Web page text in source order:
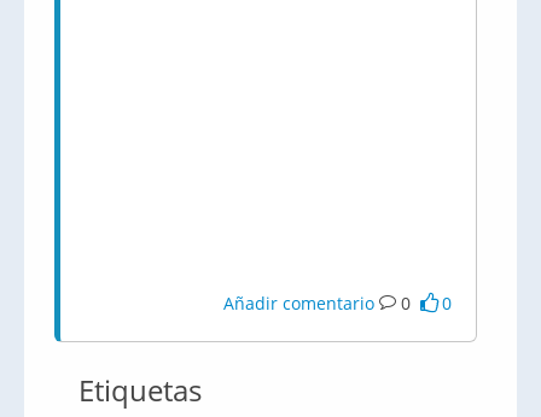
Añadir comentario 0 0
Etiquetas